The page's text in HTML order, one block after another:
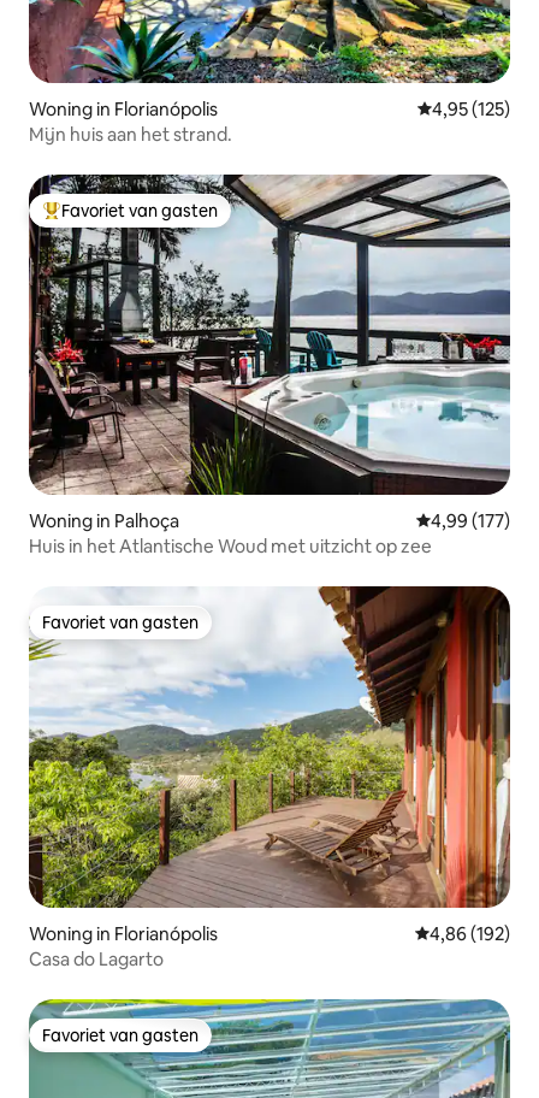
Woning in Florianópolis Gemiddelde
4,95 (125)
Mijn huis aan het strand.
Topfavoriet van gasten
Favoriet van gasten
Woning in Palhoça Gemiddelde
4,99 (177)
Huis in het Atlantische Woud met uitzicht op zee
Favoriet van gasten
Favoriet van gasten
Woning in Florianópolis Gemiddelde
4,86 (192)
Casa do Lagarto
Favoriet van gasten
Favoriet van gasten